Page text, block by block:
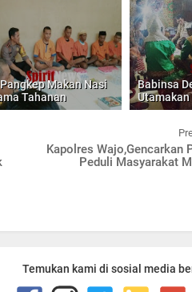
Makan Nasi
Tahanan
Babinsa
Kapolres Wajo,Gencarkan
Peduli Masyarakat
Temukan kami di sosial media